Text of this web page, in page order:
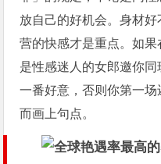
放自己的好机会。身材
营的快感才是重点。如
是性感迷人的女郎邀你
一番好意，否则你第一
而画上句点。